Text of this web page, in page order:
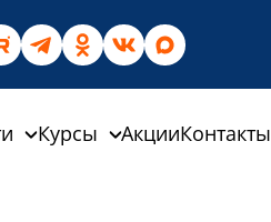
Курсы АкцииКонтакты